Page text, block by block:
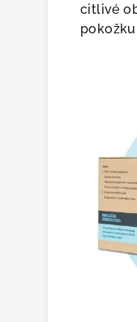
citlivé